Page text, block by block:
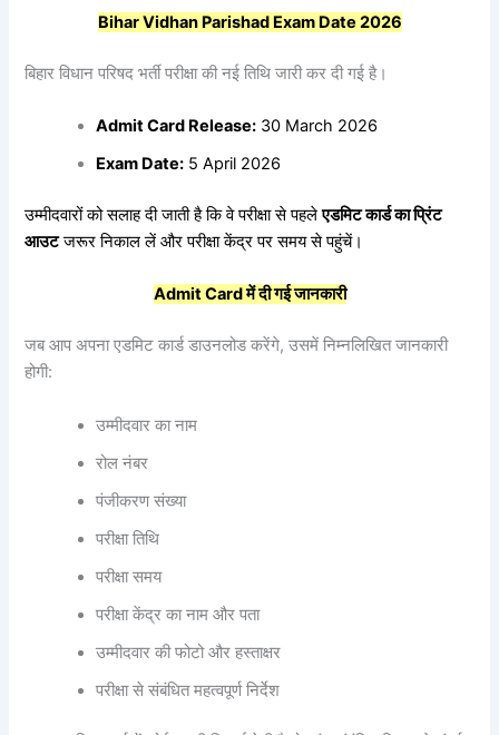
Bihar Vidhan Parishad Exam Date 2026
बिहार विधान परिषद भर्ती परीक्षा की नई तिथि जारी कर दी गई है।
Admit Card Release: 30 March 2026
Exam Date: 5 April 2026
उम्मीदवारों को सलाह दी जाती है कि वे परीक्षा से पहलेएडमिटकार्डकाप्रिंट
आउटजरूर निकाल लें और परीक्षा केंद्र पर समय से पहुंचें।
Admit Cardमेंदीगईजानकारी
जब आप अपना एडमिट कार्ड डाउनलोड करेंगे, उसमें निम्नलिखित जानकारी
होगी:
उम्मीदवार का नाम
रोल नंबर
पंजीकरण संख्या
परीक्षा तिथि
परीक्षा समय
परीक्षा केंद्र का नाम और पता
उम्मीदवार की फोटो और हस्ताक्षर
परीक्षा से संबंधित महत्वपूर्ण निर्देश